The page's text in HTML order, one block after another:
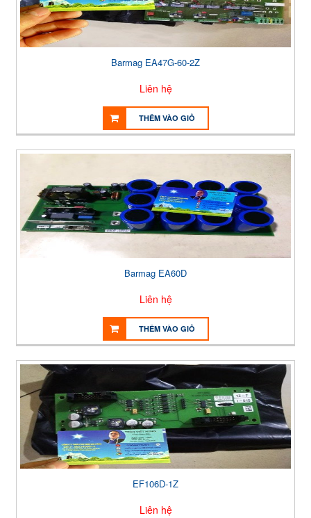
Barmag EA47G-60-2Z
Liên hệ
THÊM VÀO GIỎ
Barmag EA60D
Liên hệ
THÊM VÀO GIỎ
EF106D-1Z
Liên hệ